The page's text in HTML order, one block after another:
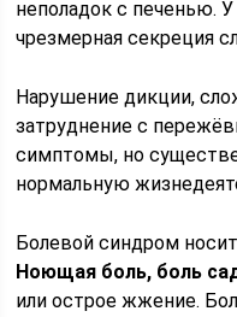
неполадок с печенью.
чрезмерная секреция
Нарушение дикции,
затруднение с
симптомы, но
нормальную
Болевой синдром
Ноющая боль, боль
или острое жжение.